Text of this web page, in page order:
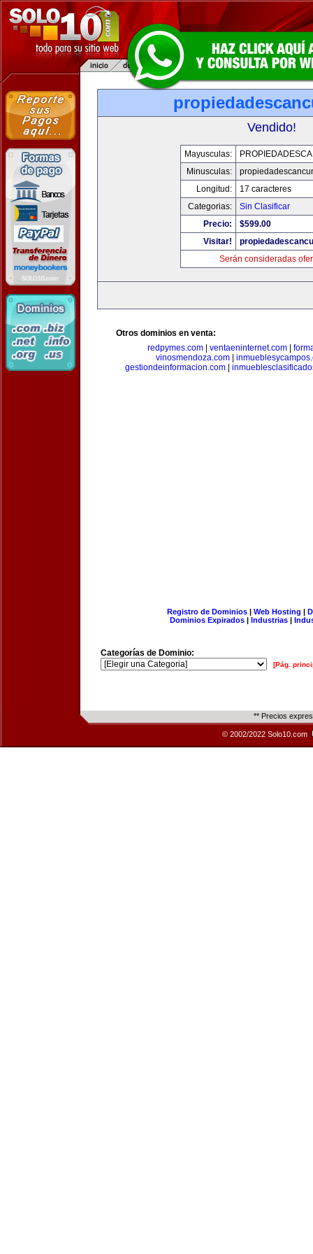
Vendido!
Mayusculas:
Minusculas:
Longitud:
17 caracteres
Categorias:
Sin Clasificar
Precio:
$599.00
Visitar!
Serán consideradas
Otros dominios en venta:
redpymes.com
ventaeninternet.com
vinosmendoza.com|
gestiondeinformacion.com
Registro de Dominios| Web Hosting |
Dominios Expirados | Industrias |
Categorías de Dominio:
[Pág.
** Precios
© 2002/2022 Solo10.com